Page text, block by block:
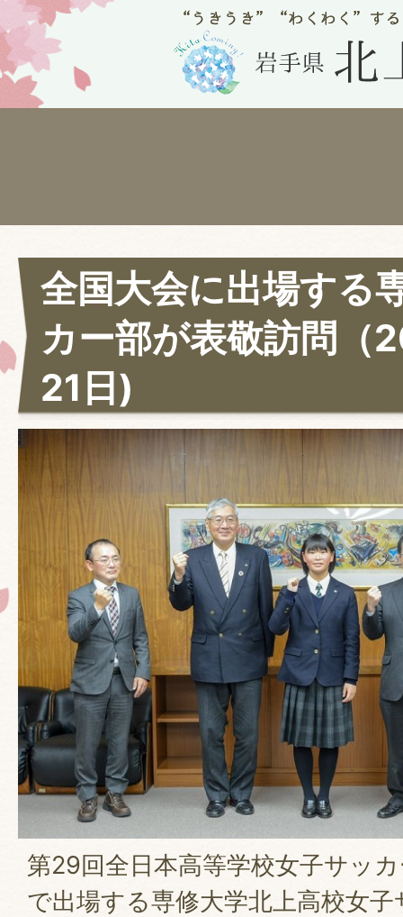
全国大会に出場する
カー部が表敬訪問（
21日)
第29回全日本高等学校女子サッ
で出場する専修大学北上高校女